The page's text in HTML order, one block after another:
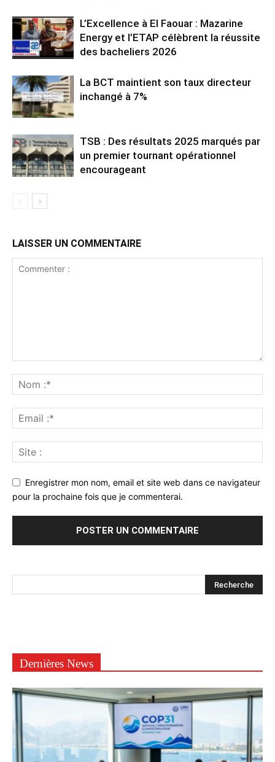
L’Excellence à El Faouar : Mazarine
Energy et l’ETAP célèbrent la réussite
des bacheliers 2026
La BCT maintient son taux directeur
inchangé à 7%
TSB : Des résultats 2025 marqués par
un premier tournant opérationnel
encourageant
LAISSER UN COMMENTAIRE
Enregistrer mon nom, email et site web dans ce navigateur
pour la prochaine fois que je commenterai.
Dernières News